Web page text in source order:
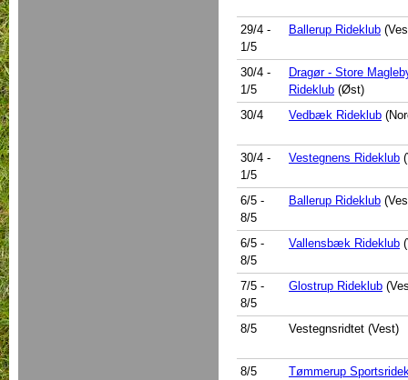
29/4 -
1/5
Ballerup Rideklub
30/4 -
1/5
Dragør - Store
Rideklub (Øst)
30/4
Vedbæk Rideklub
30/4 -
1/5
Vestegnens Rideklub
6/5 -
8/5
Ballerup Rideklub
6/5 -
8/5
Vallensbæk Rideklub
7/5 -
8/5
Glostrup Rideklub
8/5 Vestegnsridtet (Vest)
8/5
Tømmerup